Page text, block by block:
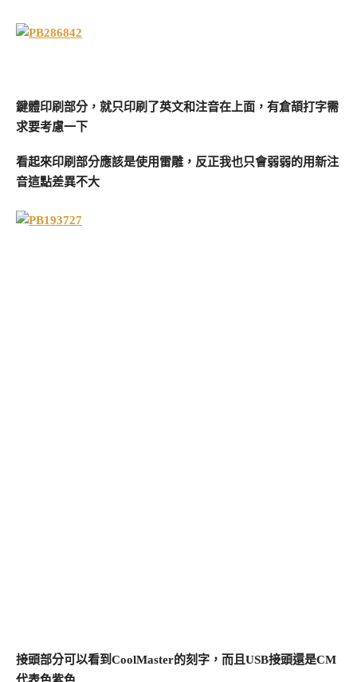
鍵體印刷部分，就只印刷了英文和注音在上面，有倉頡打字需
求要考慮一下
看起來印刷部分應該是使用雷雕，反正我也只會弱弱的用新注
音這點差異不大
接頭部分可以看到CoolMaster的刻字，而且USB接頭還是CM